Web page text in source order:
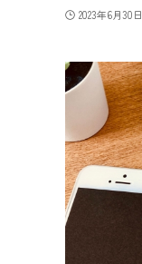
2023年6月30日